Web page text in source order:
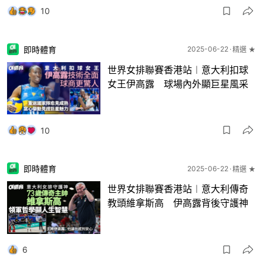
10
即時體育 2025-06-22 精選 ★
世界女排聯賽香港站︱意大利扣球
女王伊高露 球場內外顯巨星風采
10
即時體育 2025-06-22 精選 ★
世界女排聯賽香港站︱意大利傳奇
教頭維拿斯高 伊高露背後守護神
6